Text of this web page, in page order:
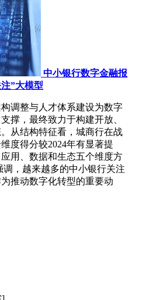
中小银行数字金融报
”大模型
调整与人才体系建设为数字
撑，最终致力于构建开放、
从结构特征看，城商行在战
度得分较2024年有显著提
用、数据和生态五个维度方
，越来越多的中小银行关注
推动数字化转型的重要动